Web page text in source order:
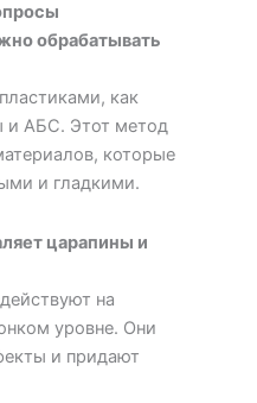
обрабатывать
как
и АБС. Этот метод
которые
и гладкими.
царапины и
на
уровне. Они
и придают